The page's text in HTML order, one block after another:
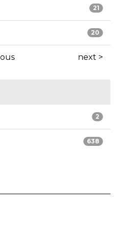
21
20
next >
2
638